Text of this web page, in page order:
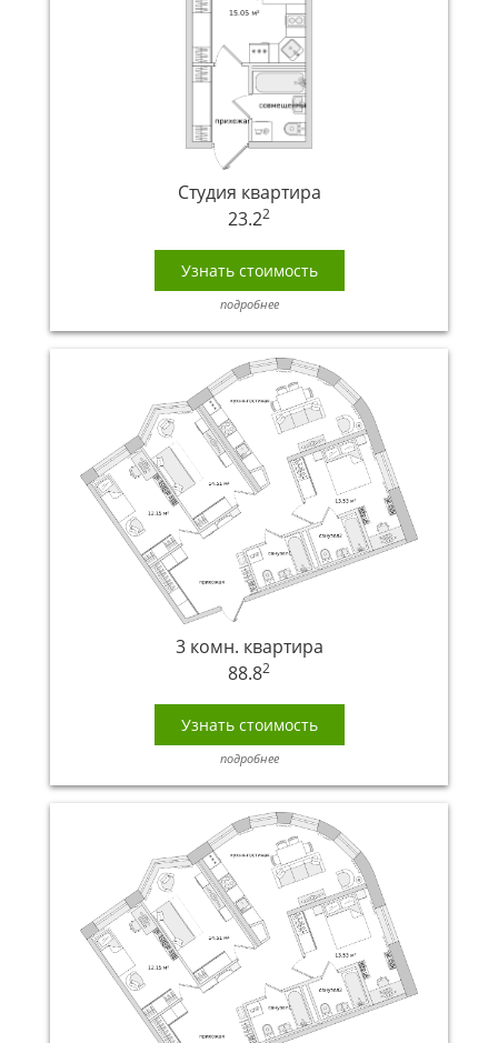
Студия квартира
23.22
Узнать стоимость
подробнее
3 комн. квартира
88.82
Узнать стоимость
подробнее